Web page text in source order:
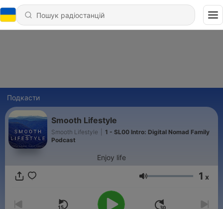
Подкасти
Smooth Lifestyle
Smooth Lifestyle
1 - SL00 Intro: Digital Nomad Family
Podcast
Enjoy life
Гучність 1 x